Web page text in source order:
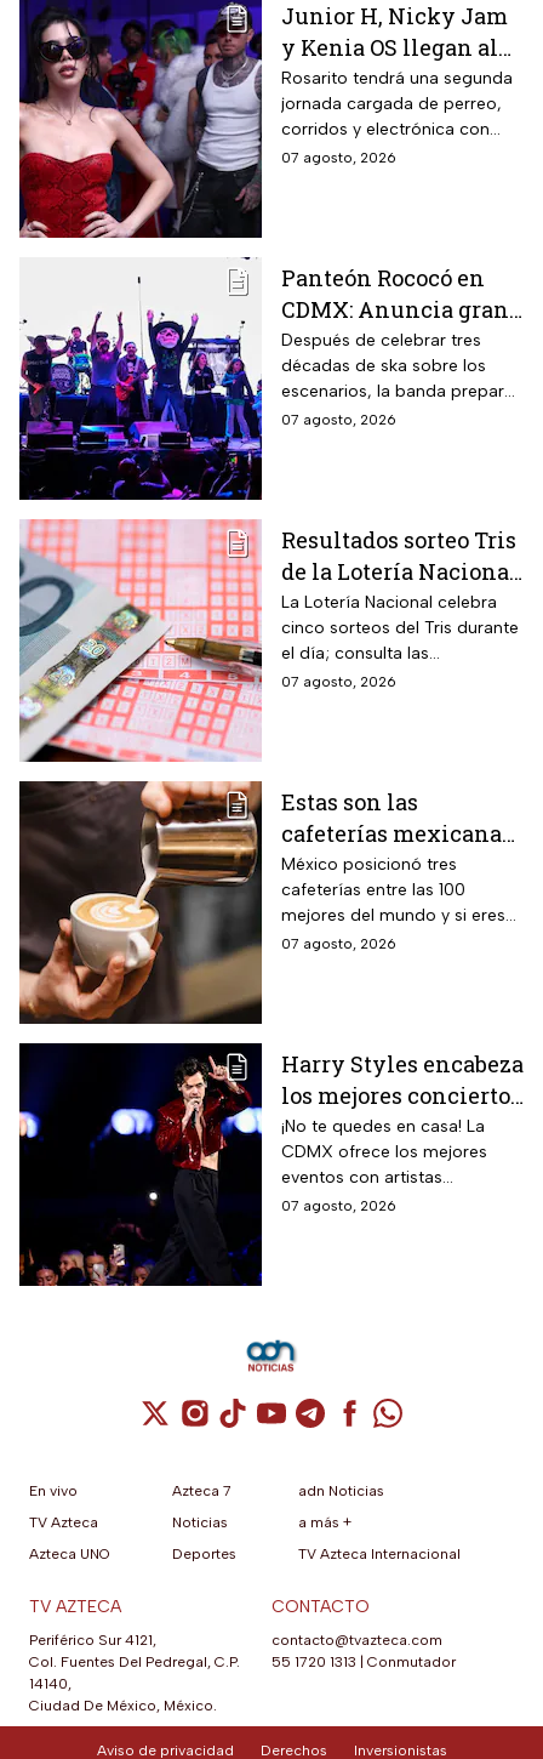
Junior H, Nicky Jam
y Kenia OS llegan al
Baja Beach Fest 2026:
Estos son los horarios
del sábado
Rosarito tendrá una segunda
jornada cargada de perreo,
corridos y electrónica con
Farruko, Jowell y Randy, Zion y
07 agosto, 2026
Panteón Rococó en
CDMX: Anuncia gran
cierre de gira en el
Estadio GNP
Después de celebrar tres
décadas de ska sobre los
escenarios, la banda prepara
una última gran fiesta de su
07 agosto, 2026
Resultados sorteo Tris
de la Lotería Nacional
hoy viernes 7 de
agosto 2026: Consulta
los números
ganadores
La Lotería Nacional celebra
cinco sorteos del Tris durante
el día; consulta las
combinaciones ganadoras y
07 agosto, 2026
Estas son las
cafeterías mexicanas
consideradas como las
mejores del mundo
México posicionó tres
cafeterías entre las 100
mejores del mundo y si eres
amante del café tienes que
07 agosto, 2026
Harry Styles encabeza
los mejores conciertos
en la CDMX hoy 7 de
agosto
¡No te quedes en casa! La
CDMX ofrece los mejores
eventos con artistas
internacionales este viernes 7
07 agosto, 2026
Cuenta de X / Twitter (se abre en una
Cuenta de Instagram (se abre en una
Cuenta de TikTok (se abre en
Cuenta de YouTube (se abre
Cuenta de Telegram (se
Cuenta de
Cuenta de
En vivo
TV Azteca
Azteca UNO
Azteca 7
Noticias
Deportes
adn Noticias
a más +
TV Azteca Internacional
TV AZTECA
Periférico Sur 4121,
Col. Fuentes Del Pedregal, C.P.
14140,
Ciudad De México, México.
CONTACTO
contacto@tvazteca.com
55 1720 1313
Conmutador
Aviso de privacidad Derechos Inversionistas